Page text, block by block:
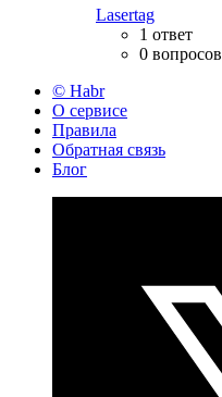
Lasertag
1 ответ
0 вопросов
© Habr
О сервисе
Правила
Обратная связь
Блог